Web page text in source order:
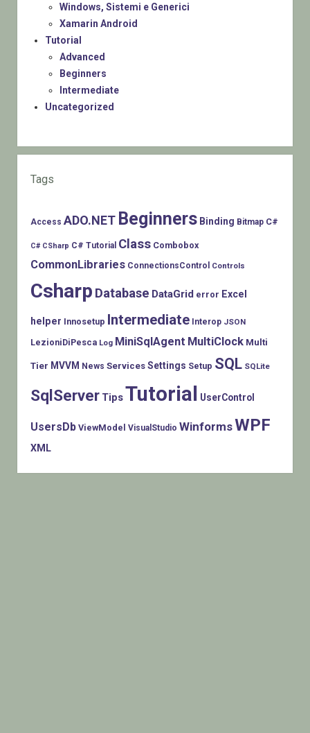
Windows, Sistemi e Generici
Xamarin Android
Tutorial
Advanced
Beginners
Intermediate
Uncategorized
Tags
Access ADO.NET Beginners Binding Bitmap C#
C# CSharp C# Tutorial Class Combobox
CommonLibraries ConnectionsControl Controls
Csharp Database DataGrid error Excel
helper Innosetup Intermediate Interop JSON
LezioniDiPesca Log MiniSqlAgent MultiClock Multi
Tier MVVM News Services Settings Setup SQL SQLite
SqlServer TipsTutorial UserControl
UsersDb ViewModel VisualStudio WinformsWPF
XML